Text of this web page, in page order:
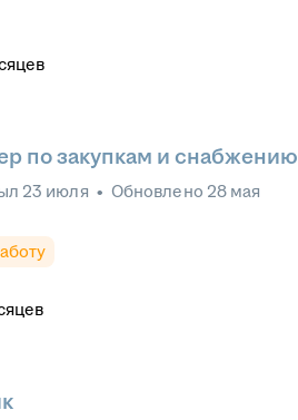
по закупкам и снабжению
23 июля • Обновлено 28 мая